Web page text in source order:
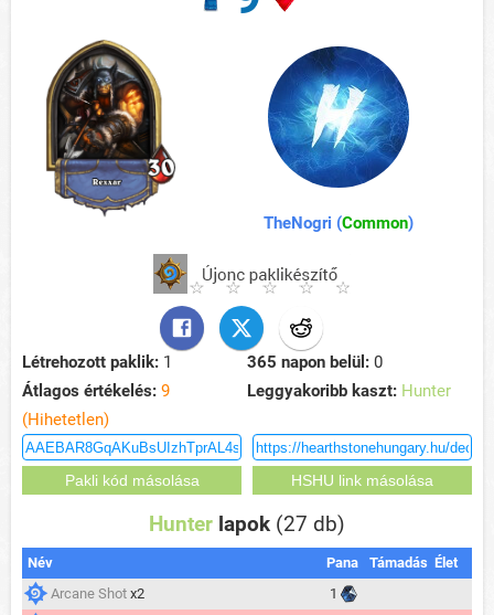
TheNogri (Common)
Létrehozott paklik: 1 365 napon belül: 0
Átlagos értékelés: 9
(Hihetetlen)
Leggyakoribb kaszt: Hunter
Hunter lapok (27 db)
Név Pana Támadás Élet
Arcane Shot x2
1